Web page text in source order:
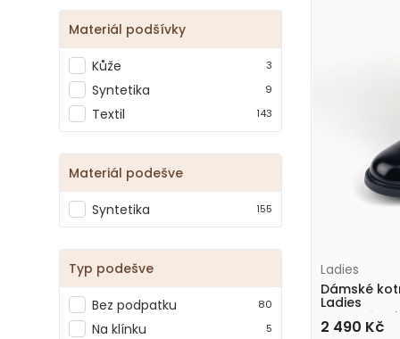
Ladies
Dámské
Ladies
AZL2428 černé
2 490 Kč
Materiál podšívky
Kůže 3
Syntetika 9
Textil 143
Materiál podešve
Syntetika 155
Typ podešve
Bez podpatku 80
Na klínku 5